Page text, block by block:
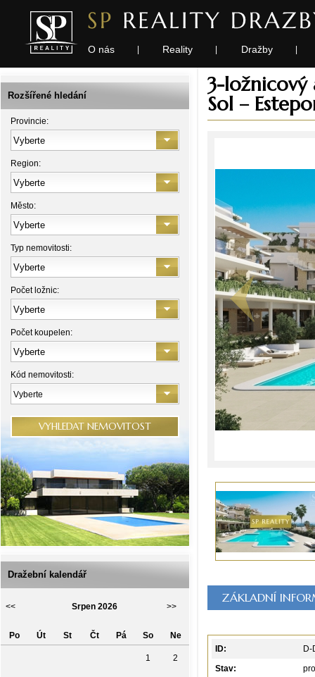
O nás Reality Dražby
Rozšířené hledání
Provincie:
Region:
Město:
Typ nemovitosti:
Počet ložnic:
Počet koupelen:
Kód nemovitosti:
Vyberte
VYHLEDAT NEMOVITOST
Dražební kalendář
<< Srpen 2026 >>
Po Út St Čt Pá So Ne
1 2
3-ložnicový
Sol –
ZÁKLADNÍ
ID: D-
Stav: